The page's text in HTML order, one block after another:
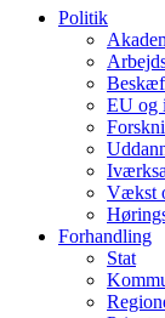
Politik
EU og
Vækst
Forhandling
Stat